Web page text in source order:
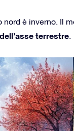
nord è inverno. Il
terrestre.